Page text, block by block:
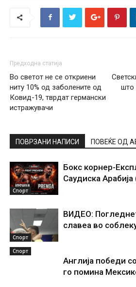
Предходна статија
Во светот не се откриени
ниту 10% од заболените од
Ковид-19, тврдат германски
истражувачи
што
ПОВРЗАНИ НАПИСИ ПОВЕЌЕ ОД
Спорт
Бокс корнер-
Саудиска
Спорт
ВИДЕО:
славеа во
Спорт
Англија победи
го помина